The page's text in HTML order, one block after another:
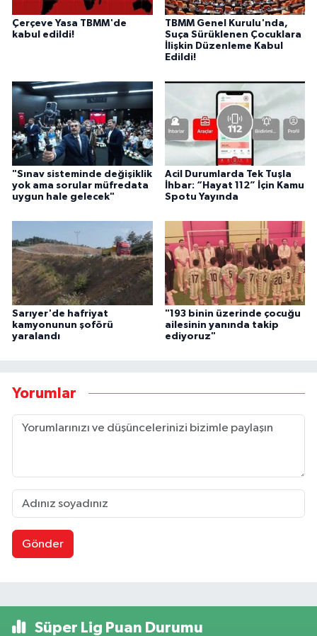
Çerçeve Yasa TBMM'de
kabul edildi!
TBMM Genel Kurulu'nda,
Suça Sürüklenen Çocuklara
İlişkin Düzenleme Kabul
Edildi!
"Sınav sisteminde değişiklik
yok ama sorular müfredata
uygun hale gelecek"
Acil Durumlarda Tek Tuşla
İhbar: “Hayat 112” İçin Kamu
Spotu Yayında
Sarıyer'de hafriyat
kamyonunun şoförü
yaralandı
"193 binin üzerinde çocuğu
ailesinin yanında takip
ediyoruz"
Yorumlar
Gönder
Süper Lig Puan Durumu